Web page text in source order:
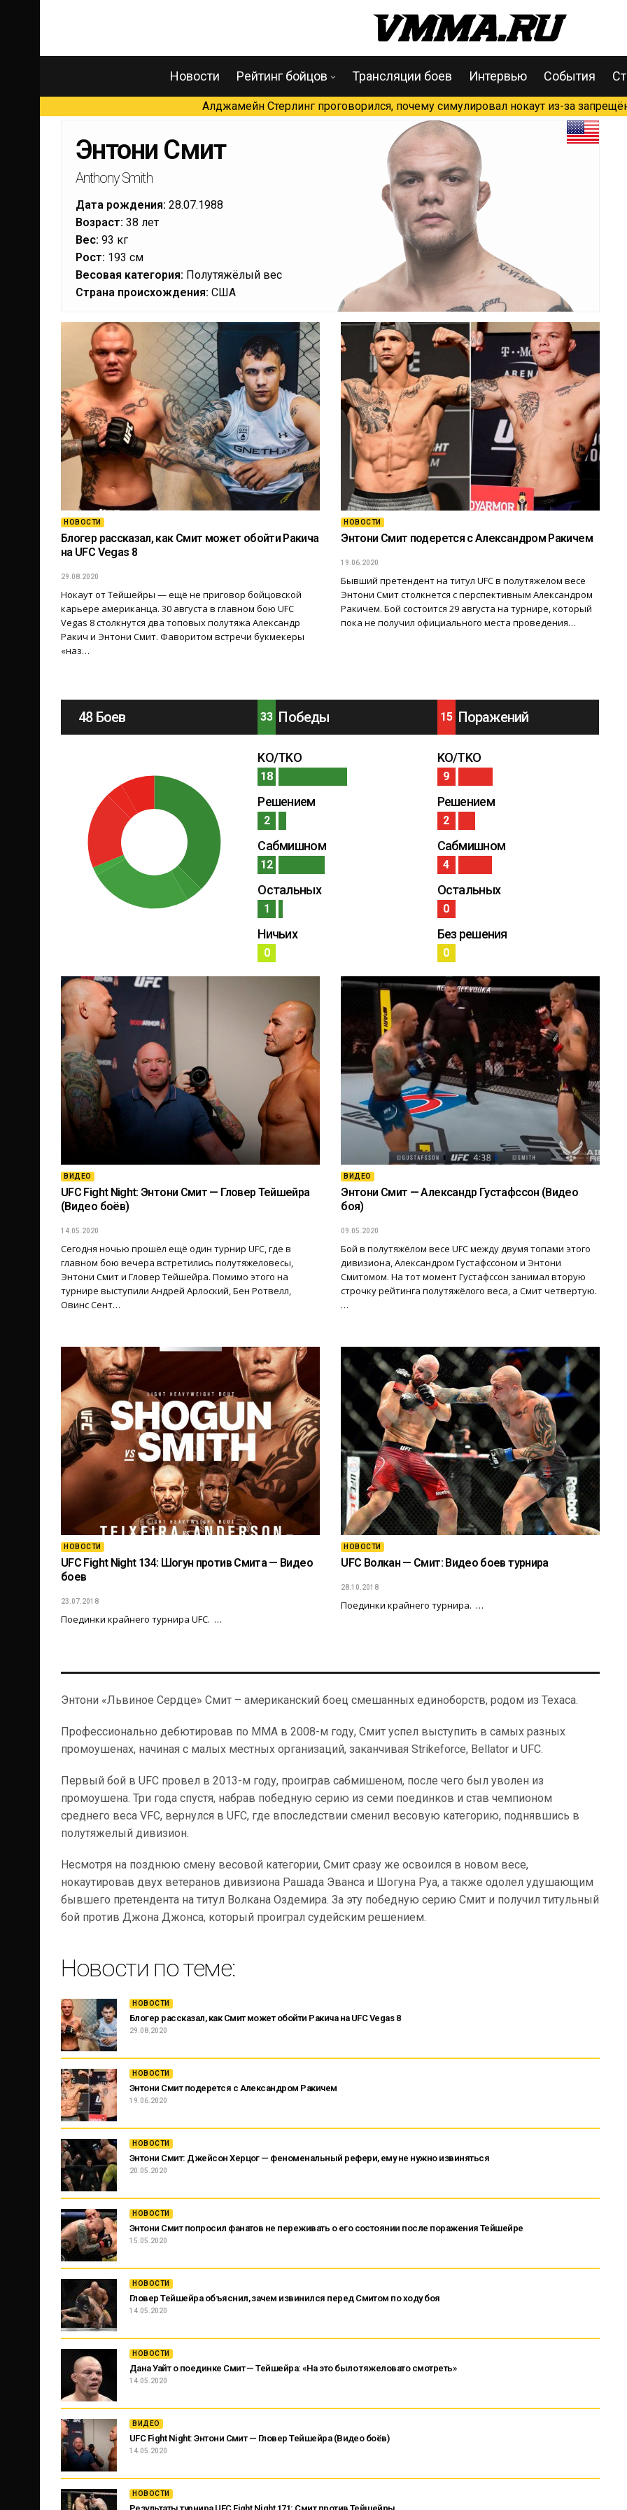
Новости Рейтинг бойцов Трансляции боев Интервью События
Алджамейн Стерлинг проговорился, почему симулировал нокаут из-за
Энтони Смит
Anthony Smith
Дата рождения: 28.07.1988
Возраст: 38 лет
Вес: 93 кг
Рост: 193 см
Весовая категория: Полутяжёлый вес
Страна происхождения: США
НОВОСТИ
Блогер рассказал, как Смит может обойти Ракича
на UFC Vegas 8
29.08.2020
Нокаут от Тейшейры — ещё не приговор бойцовской
карьере американца. 30 августа в главном бою UFC
Vegas 8 столкнутся два топовых полутяжа Александр
Ракич и Энтони Смит. Фаворитом встречи букмекеры
«наз…
НОВОСТИ
Энтони Смит подерется с Александром Ракичем
19.06.2020
Бывший претендент на титул UFC в полутяжелом весе
Энтони Смит столкнется с перспективным Александром
Ракичем. Бой состоится 29 августа на турнире, который
пока не получил официального места проведения…
48 Боев 33 Победы
KO/TKO
18
Решением
2
Сабмишном
12
Остальных
1
Ничьих
0
15 Поражений
KO/TKO
9
Решением
2
Сабмишном
4
Остальных
0
Без решения
0
ВИДЕО
UFC Fight Night: Энтони Смит — Гловер Тейшейра
(Видео боёв)
14.05.2020
Сегодня ночью прошёл ещё один турнир UFC, где в
главном бою вечера встретились полутяжеловесы,
Энтони Смит и Гловер Тейшейра. Помимо этого на
турнире выступили Андрей Арлоский, Бен Ротвелл,
Овинс Сент…
ВИДЕО
Энтони Смит — Александр Густафссон (Видео
боя)
09.05.2020
Бой в полутяжёлом весе UFC между двумя топами этого
дивизиона, Александром Густафссоном и Энтони
Смитомом. На тот момент Густафссон занимал вторую
строчку рейтинга полутяжёлого веса, а Смит четвертую.
…
НОВОСТИ
UFC Волкан — Смит: Видео боев турнира
28.10.2018
Поединки крайнего турнира. …
НОВОСТИ
UFC Fight Night 134: Шогун против Смита — Видео
боев
23.07.2018
Поединки крайнего турнира UFC. …
Энтони «Львиное Сердце» Смит – американский боец смешанных единоборств, родом из Техаса.
Профессионально дебютировав по ММА в 2008-м году, Смит успел выступить в самых разных
промоушенах, начиная с малых местных организаций, заканчивая Strikeforce, Bellator и UFC.
Первый бой в UFC провел в 2013-м году, проиграв сабмишеном, после чего был уволен из
промоушена. Три года спустя, набрав победную серию из семи поединков и став чемпионом
среднего веса VFC, вернулся в UFC, где впоследствии сменил весовую категорию, поднявшись в
полутяжелый дивизион.
Несмотря на позднюю смену весовой категории, Смит сразу же освоился в новом весе,
нокаутировав двух ветеранов дивизиона Рашада Эванса и Шогуна Руа, а также одолел удушающим
бывшего претендента на титул Волкана Оздемира. За эту победную серию Смит и получил титульный
бой против Джона Джонса, который проиграл судейским решением.
Новости по теме:
НОВОСТИ
Блогер рассказал, как Смит может обойти Ракича на UFC Vegas 8
29.08.2020
НОВОСТИ
Энтони Смит подерется с Александром Ракичем
19.06.2020
НОВОСТИ
Энтони Смит: Джейсон Херцог — феноменальный рефери, ему не нужно извиняться
20.05.2020
НОВОСТИ
Энтони Смит попросил фанатов не переживать о его состоянии после поражения Тейшейре
15.05.2020
НОВОСТИ
Гловер Тейшейра объяснил, зачем извинился перед Смитом по ходу боя
14.05.2020
НОВОСТИ
Дана Уайт о поединке Смит — Тейшейра: «На это было тяжеловато смотреть»
14.05.2020
ВИДЕО
UFC Fight Night: Энтони Смит — Гловер Тейшейра (Видео боёв)
14.05.2020
НОВОСТИ